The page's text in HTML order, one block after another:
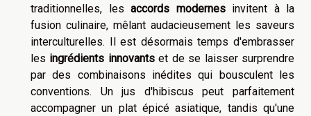
traditionnelles, les accords modernesinvitent à la
fusion culinaire, mêlant audacieusement les saveurs
interculturelles. Il est désormais temps d'embrasser
les ingrédients innovantset de se laisser surprendre
par des combinaisons inédites qui bousculent les
conventions. Un jus d'hibiscus peut parfaitement
accompagner un plat épicé asiatique, tandis qu'une